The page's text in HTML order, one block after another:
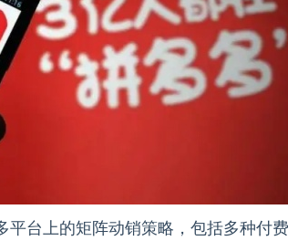
平台上的矩阵动销策略，包括多种付